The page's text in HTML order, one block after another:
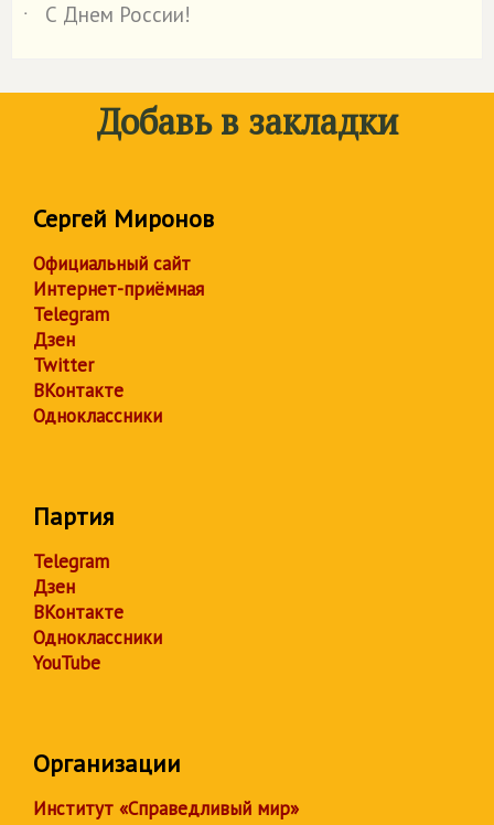
˙
С Днем России!
Добавь в закладки
Сергей Миронов
Официальный сайт
Интернет-приёмная
Telegram
Дзен
Twitter
ВКонтакте
Одноклассники
Партия
Telegram
Дзен
ВКонтакте
Одноклассники
YouTube
Организации
Институт «Справедливый мир»